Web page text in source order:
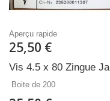
Aperçu rapide
25,50 €
Vis 4.5 x 80 Zingue
Boite de 200